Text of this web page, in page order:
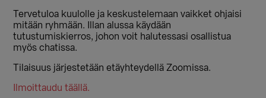
Tervetuloa kuulolle ja keskustelemaan vaikket ohjaisi
mitään ryhmään. Illan alussa käydään
tutustumiskierros, johon voit halutessasi osallistua
myös chatissa.
Tilaisuus järjestetään etäyhteydellä Zoomissa.
Ilmoittaudu täällä.